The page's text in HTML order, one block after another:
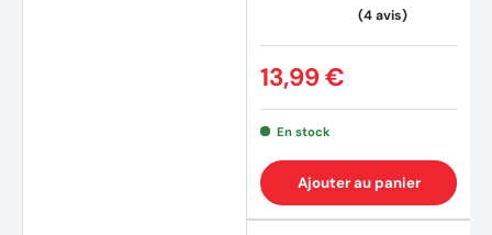
13,99 €
En stock
Ajouter au panier